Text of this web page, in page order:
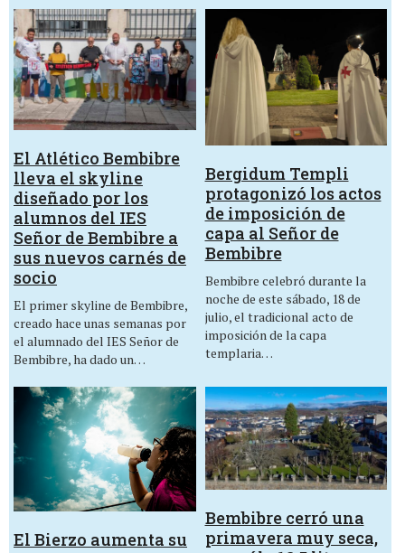
El Atlético Bembibre
lleva el skyline
diseñado por los
alumnos del IES
Señor de Bembibre a
sus nuevos carnés de
socio
El primer skyline de Bembibre,
creado hace unas semanas por
el alumnado del IES Señor de
Bembibre, ha dado un…
Bergidum Templi
protagonizó los actos
de imposición de
capa al Señor de
Bembibre
Bembibre celebró durante la
noche de este sábado, 18 de
julio, el tradicional acto de
imposición de la capa
templaria…
El Bierzo aumenta su
Bembibre cerró una
primavera muy seca,